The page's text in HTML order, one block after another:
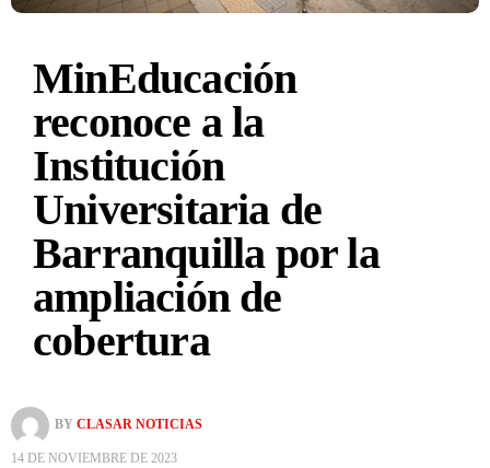
MinEducación
reconoce a la
Institución
Universitaria de
Barranquilla por la
ampliación de
cobertura
BY CLASAR NOTICIAS
14 DE NOVIEMBRE DE 2023